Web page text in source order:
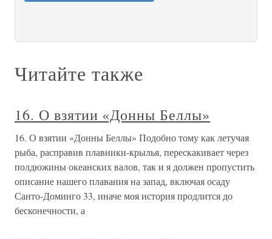
Читайте также
16. О взятии «Донны Беллы»
16. О взятии «Донны Беллы» Подобно тому как летучая
рыба, расправив плавники-крылья, перескакивает через
полдюжины океанских валов, так и я должен пропустить
описание нашего плавания на запад, включая осаду
Санто-Доминго 33, иначе моя история продлится до
бесконечности, а